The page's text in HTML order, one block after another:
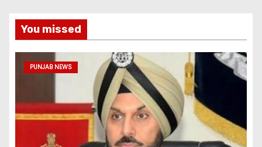
You missed
PUNJAB NEWS